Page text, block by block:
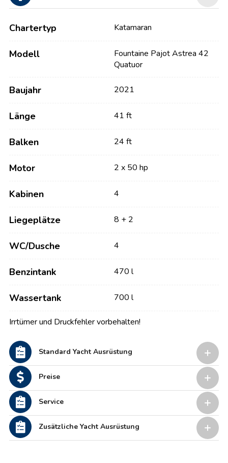
Chartertyp Katamaran
Modell
Fountaine Pajot Astrea 42
Quatuor
Baujahr 2021
Länge 41 ft
Balken 24 ft
Motor 2 x 50 hp
Kabinen 4
Liegeplätze 8 + 2
WC/Dusche 4
Benzintank 470 l
Wassertank 700 l
Irrtümer und Druckfehler vorbehalten!
Standard Yacht Ausrüstung
Preise
Service
Zusätzliche Yacht Ausrüstung